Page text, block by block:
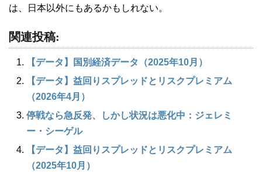
は、日本以外にもあるかもしれない。
関連投稿:
【データ】国別経済データ（2025年10月）
【データ】益回りスプレッドとリスクプレミアム
（2026年4月）
停戦なら急反発、しかし状況は悪化中：ジェレミ
ー・シーゲル
【データ】益回りスプレッドとリスクプレミアム
（2025年10月）